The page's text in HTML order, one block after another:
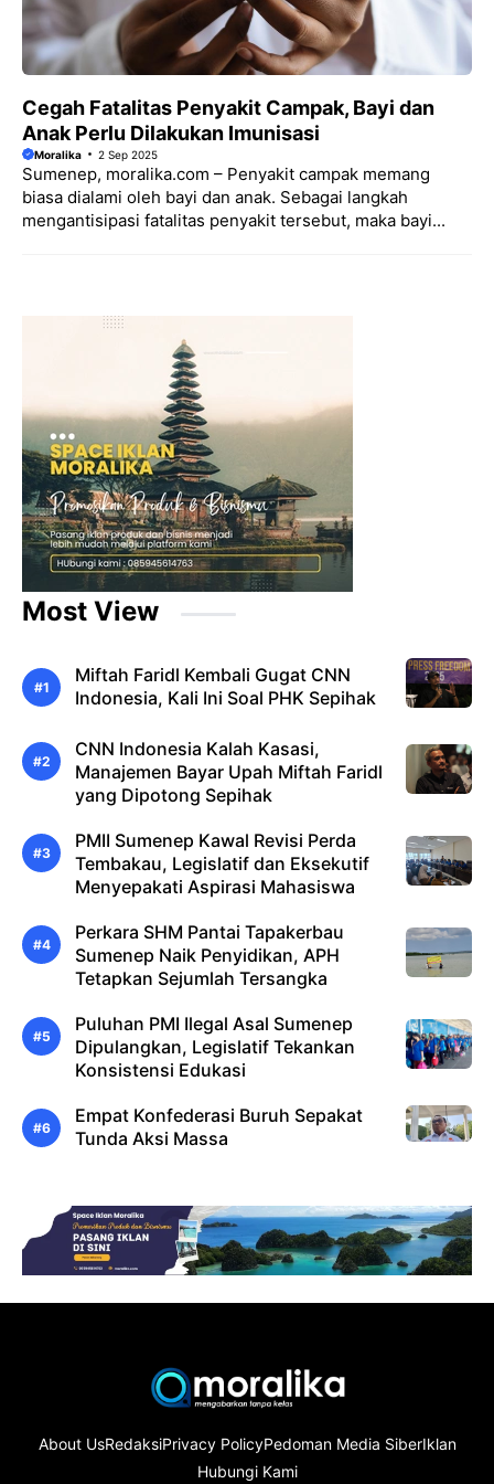
Cegah Fatalitas Penyakit Campak, Bayi dan
Anak Perlu Dilakukan Imunisasi
Moralika 2 Sep 2025
Sumenep, moralika.com – Penyakit campak memang
biasa dialami oleh bayi dan anak. Sebagai langkah
mengantisipasi fatalitas penyakit tersebut, maka bayi...
Most View
Miftah Faridl Kembali Gugat CNN
Indonesia, Kali Ini Soal PHK Sepihak
CNN Indonesia Kalah Kasasi,
Manajemen Bayar Upah Miftah Faridl
yang Dipotong Sepihak
PMII Sumenep Kawal Revisi Perda
Tembakau, Legislatif dan Eksekutif
Menyepakati Aspirasi Mahasiswa
Perkara SHM Pantai Tapakerbau
Sumenep Naik Penyidikan, APH
Tetapkan Sejumlah Tersangka
Puluhan PMI Ilegal Asal Sumenep
Dipulangkan, Legislatif Tekankan
Konsistensi Edukasi
Empat Konfederasi Buruh Sepakat
Tunda Aksi Massa
About UsRedaksiPrivacy PolicyPedoman Media SiberIklan
Hubungi Kami